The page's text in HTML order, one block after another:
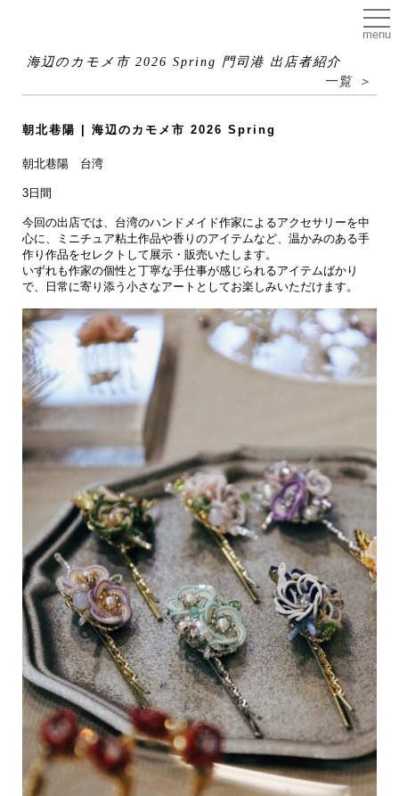
menu
海辺のカモメ市 2026 Spring 門司港 出店者紹介
一覧 ＞
朝北巷陽 | 海辺のカモメ市 2026 Spring
朝北巷陽 台湾
3日間
今回の出店では、台湾のハンドメイド作家によるアクセサリーを中
心に、ミニチュア粘土作品や香りのアイテムなど、温かみのある手
作り作品をセレクトして展示・販売いたします。
いずれも作家の個性と丁寧な手仕事が感じられるアイテムばかり
で、日常に寄り添う小さなアートとしてお楽しみいただけます。